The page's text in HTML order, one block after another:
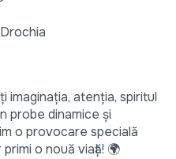
imaginația, atenția, spiritul
probe dinamice și
o provocare specială
o nouă viață! 🌍